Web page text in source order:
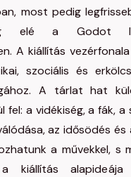
most pedig
elé a Godot
A kiállítás
szociális és
A tárlat hat
fel: a vidékiség, a fák, a
az idősödés
a művekkel, s
a kiállítás